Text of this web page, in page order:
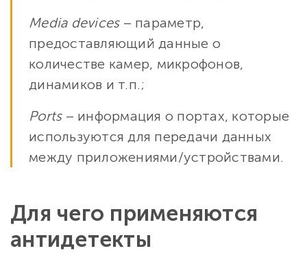
Media devices – параметр,
предоставляющий данные о
количестве камер, микрофонов,
динамиков и т.п.;
Ports – информация о портах, которые
используются для передачи данных
между приложениями/устройствами.
Для чего применяются
антидетекты